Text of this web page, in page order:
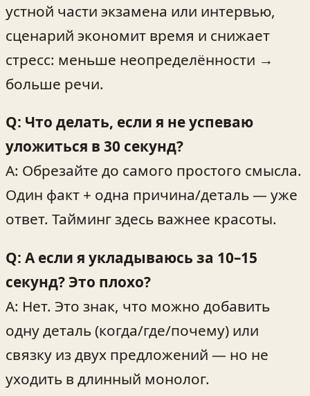
устной части экзамена или интервью,
сценарий экономит время и снижает
стресс: меньше неопределённости →
больше речи.
Q: Что делать, если я не успеваю
уложиться в 30 секунд?
A: Обрезайте до самого простого смысла.
Один факт + одна причина/деталь — уже
ответ. Тайминг здесь важнее красоты.
Q: А если я укладываюсь за 10–15
секунд? Это плохо?
A: Нет. Это знак, что можно добавить
одну деталь (когда/где/почему) или
связку из двух предложений — но не
уходить в длинный монолог.